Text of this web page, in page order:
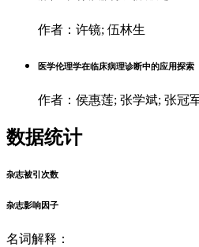
作者：许镜; 伍林生
医学伦理学在临床病理诊断中的应用探索
作者：侯惠莲; 张学斌; 张冠
数据统计
杂志被引次数
杂志影响因子
名词解释：